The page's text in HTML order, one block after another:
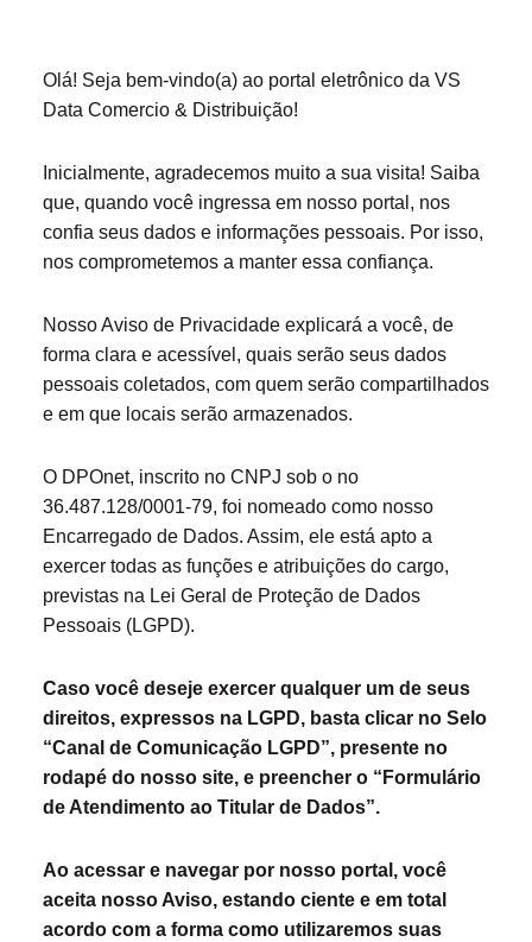
Olá! Seja bem-vindo(a) ao portal eletrônico da VS
Data Comercio & Distribuição!
Inicialmente, agradecemos muito a sua visita! Saiba
que, quando você ingressa em nosso portal, nos
confia seus dados e informações pessoais. Por isso,
nos comprometemos a manter essa confiança.
Nosso Aviso de Privacidade explicará a você, de
forma clara e acessível, quais serão seus dados
pessoais coletados, com quem serão compartilhados
e em que locais serão armazenados.
O DPOnet, inscrito no CNPJ sob o no
36.487.128/0001-79, foi nomeado como nosso
Encarregado de Dados. Assim, ele está apto a
exercer todas as funções e atribuições do cargo,
previstas na Lei Geral de Proteção de Dados
Pessoais (LGPD).
Caso você deseje exercer qualquer um de seus
direitos, expressos na LGPD, basta clicar no Selo
“Canal de Comunicação LGPD”, presente no
rodapé do nosso site, e preencher o “Formulário
de Atendimento ao Titular de Dados”.
Ao acessar e navegar por nosso portal, você
aceita nosso Aviso, estando ciente e em total
acordo com a forma como utilizaremos suas